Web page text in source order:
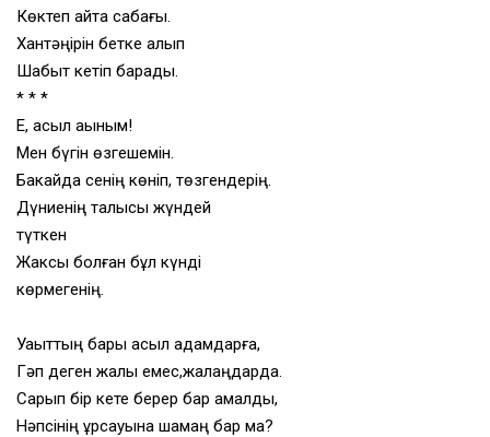
Көктеп қайта сабағы.
Хантәңірін бетке алып
Шабыт кетіп барады.
* * *
Е, асыл ақыным!
Мен бүгін өзгешемін.
Бакайда сенің көніп, төзгендерің.
Дүниенің талқысы жүндей
түткен
Жаксы болған бұл күнді
көрмегенің.
Уақыттың бары асыл адамдарға,
Гәп деген жалқы емес,жалаңдарда.
Сарқып бір кете берер бар амалды,
Нәпсінің құрсауына шамаң бар ма?